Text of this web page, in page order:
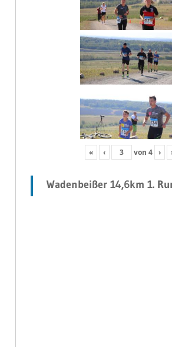
« ‹ von 4 ›
Wadenbeißer 14,6km 1.